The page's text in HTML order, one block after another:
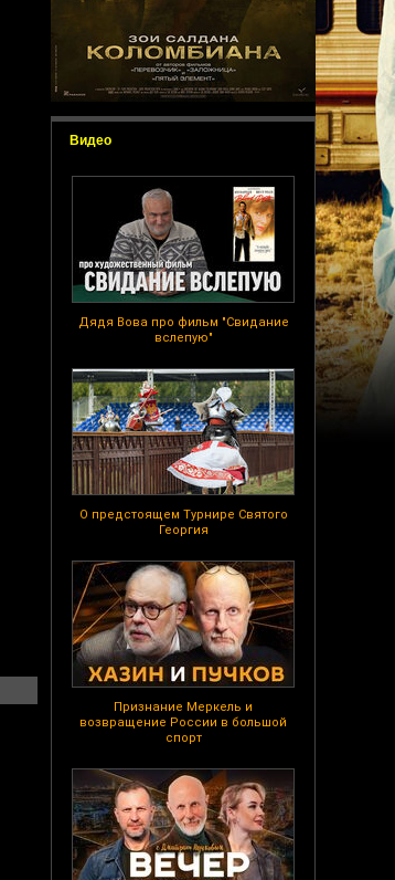
Видео
Дядя Вова про фильм "Свидание
вслепую"
О предстоящем Турнире Святого
Георгия
Признание Меркель и
возвращение России в большой
спорт